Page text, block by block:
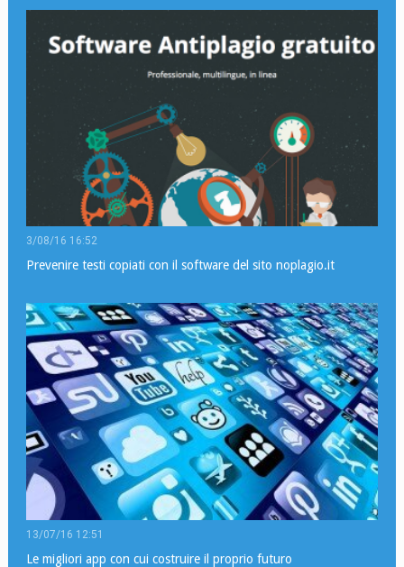
3/08/16 16:52
Prevenire testi copiati con il software del sito noplagio.it
13/07/16 12:51
Le migliori app con cui costruire il proprio futuro